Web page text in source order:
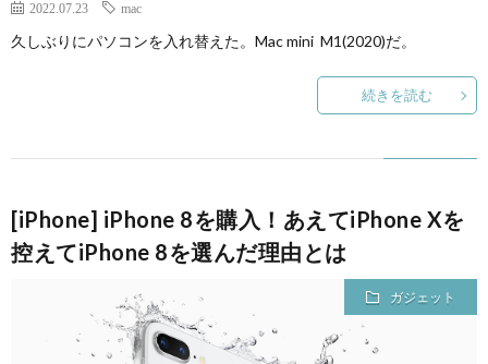
グ
に
つ
い
2022.07.23 mac
久しぶりにパソコンを入れ替えた。Mac mini M1(2020)だ。
続きを読む
[iPhone] iPhone 8を購入！あえてiPhone Xを
控えてiPhone 8を選んだ理由とは
ガジェット